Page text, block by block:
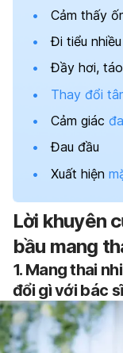
Cảm thấy
Đi tiểu nhiều
Đầy hơi,
Thay đổi
Cảm giác
Đau đầu
Xuất hiện
Lời khuyên
bầu mang
1. Mang thai
đổi gì với bác